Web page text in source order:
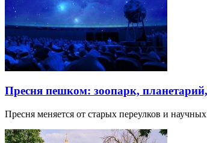
Пресня пешком: зоопарк,
Пресня меняется от старых переулков и